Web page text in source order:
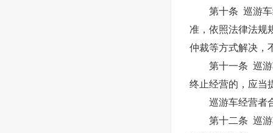
第十条 巡游车经
准，依照法律法规
仲裁等方式解决，
第十一条 巡游车
终止经营的，应当
巡游车经营者合
第十二条 巡游车